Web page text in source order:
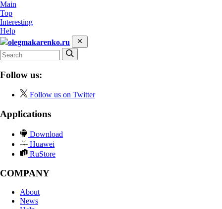
Main
Top
Interesting
Help
olegmakarenko.ru
Follow us:
Follow us on Twitter
Applications
Download
Huawei
RuStore
COMPANY
About
News